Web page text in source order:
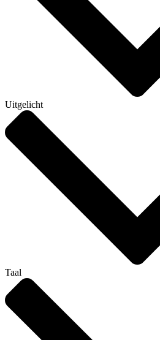
Uitgelicht
Taal